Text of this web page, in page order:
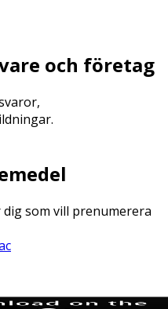
och företag
som vill prenumerera